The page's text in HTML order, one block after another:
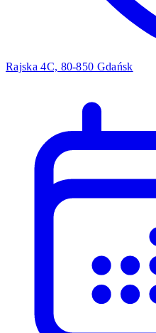
Rajska 4C, 80-850 Gdańsk